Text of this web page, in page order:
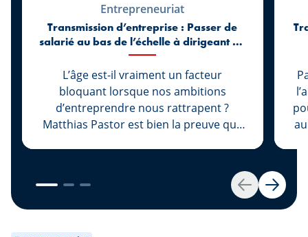
Retour
Entrepreneuriat
Transmission d’entreprise : Passer de
salarié au bas de l’échelle à dirigeant de
l’entreprise Cap Floor à 27 ans
L’âge est-il vraiment un facteur
bloquant lorsque nos ambitions
d’entreprendre nous rattrapent ?
Matthias Pastor est bien la preuve que
parcours en ascension, qui va le mener
à gravir rapidement les échelons et à